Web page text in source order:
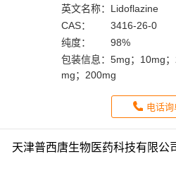
英文名称： Lidoflazine
CAS：
3416-26-0
纯度：
98%
包装信息： 5mg；10mg
mg；200mg
电话询
天津普西唐生物医药科技有限公